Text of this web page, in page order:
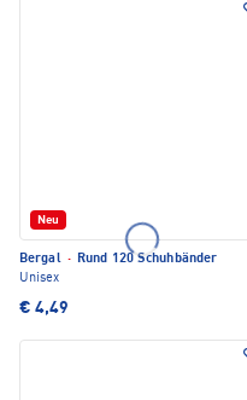
Neu
Bergal · Rund 120 Schuhbänder
Unisex
€ 4,49